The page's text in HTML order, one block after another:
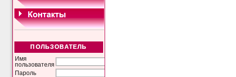
ПОЛЬЗОВАТЕЛЬ
Имя
пользователя
Пароль